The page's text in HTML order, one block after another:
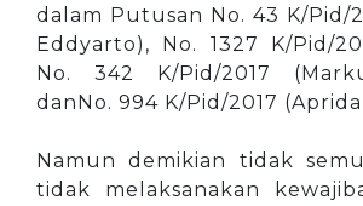
dalam Putusan No. 43 K/Pid/
Eddyarto), No. 1327 K/Pid/
No. 342 K/Pid/2017
danNo. 994 K/Pid/2017 (Aprida
Namun demikian tidak
tidak melaksanakan